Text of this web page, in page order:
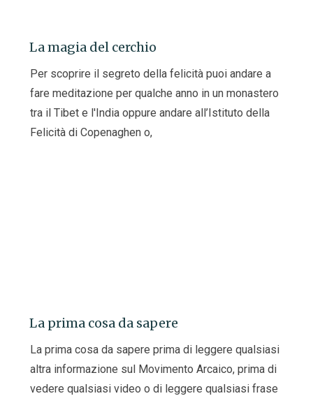
La magia del cerchio
Per scoprire il segreto della felicità puoi andare a
fare meditazione per qualche anno in un monastero
tra il Tibet e l'India oppure andare all’Istituto della
Felicità di Copenaghen o,
La prima cosa da sapere
La prima cosa da sapere prima di leggere qualsiasi
altra informazione sul Movimento Arcaico, prima di
vedere qualsiasi video o di leggere qualsiasi frase